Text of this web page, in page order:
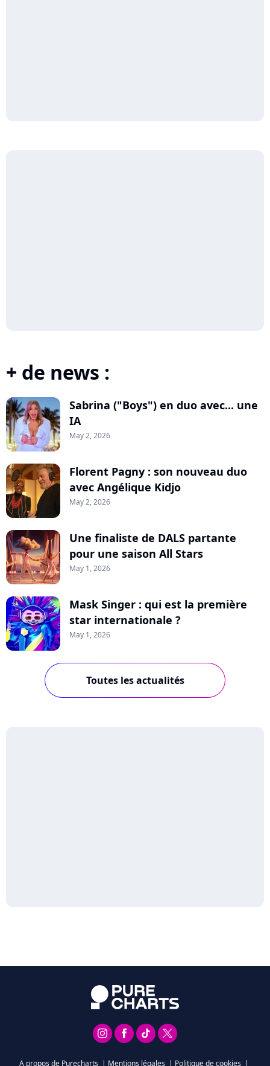
+ de news :
Sabrina ("Boys") en duo avec... une
IA
May 2, 2026
Florent Pagny : son nouveau duo
avec Angélique Kidjo
May 2, 2026
Une finaliste de DALS partante
pour une saison All Stars
May 1, 2026
Mask Singer : qui est la première
star internationale ?
May 1, 2026
Toutes les actualités
A propos de Purecharts | Mentions légales | Politique de cookies |